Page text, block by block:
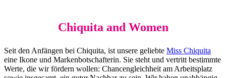
Chiquita and Women
Seit den Anfängen bei Chiquita, ist unsere geliebte Miss Chiquita
eine Ikone und Markenbotschafterin. Sie steht und vertritt bestimmte
Werte, die wir fördern wollen: Chancengleichheit am Arbeitsplatz